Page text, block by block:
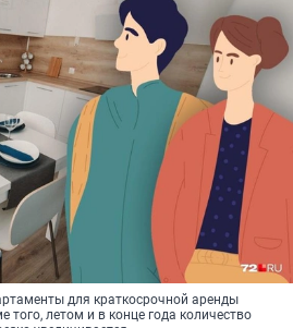
для краткосрочной аренды
того, летом и в конце года количество